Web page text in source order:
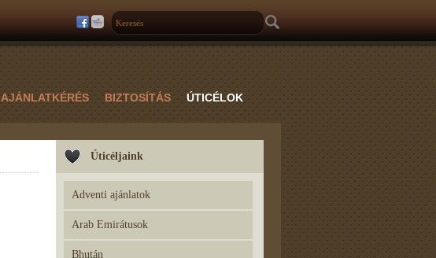
AJÁNLATKÉRÉS BIZTOSÍTÁS ÚTICÉLOK
Úticéljaink
Adventi ajánlatok
Arab Emirátusok
Bhután